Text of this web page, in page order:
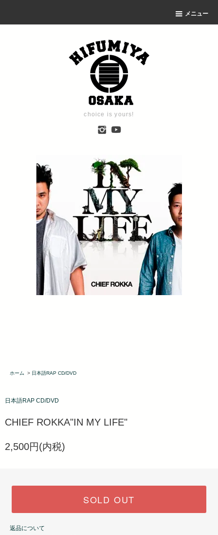
メニュー
choice is yours!
ホーム > 日本語RAP CD/DVD
日本語RAP CD/DVD
CHIEF ROKKA"IN MY LIFE"
2,500円(内税)
SOLD OUT
返品について